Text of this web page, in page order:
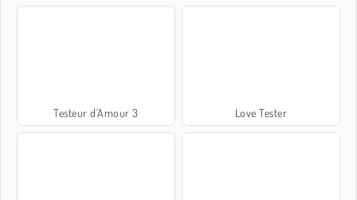
Testeur d'Amour 3 Love Tester